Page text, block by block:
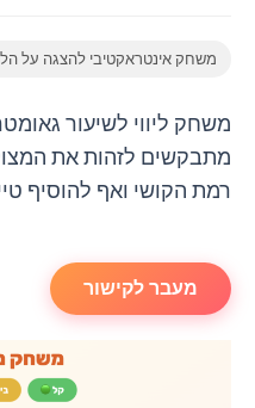
משחק אינטראקטיבי להצגה על
משחק ליווי לשיעור
מתבקשים לזהות את
רמת הקושי ואף להוסיף
מעבר לקישור